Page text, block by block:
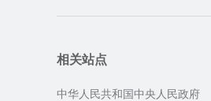
相关站点
中华人民共和国中央人民政府